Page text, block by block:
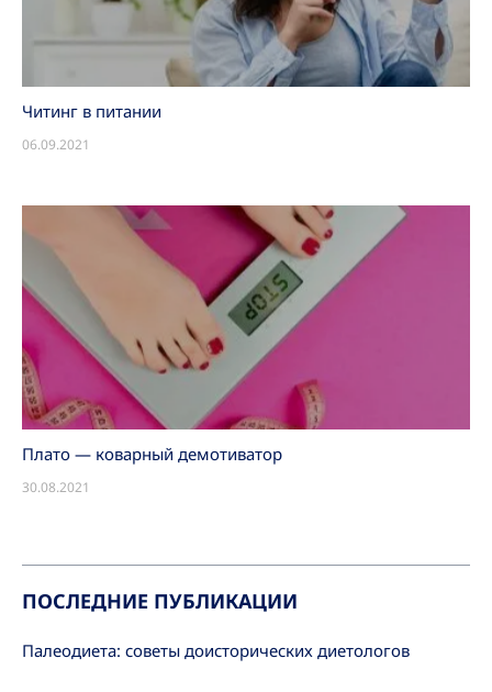
Читинг в питании
06.09.2021
Плато — коварный демотиватор
30.08.2021
ПОСЛЕДНИЕ ПУБЛИКАЦИИ
Палеодиета: советы доисторических диетологов